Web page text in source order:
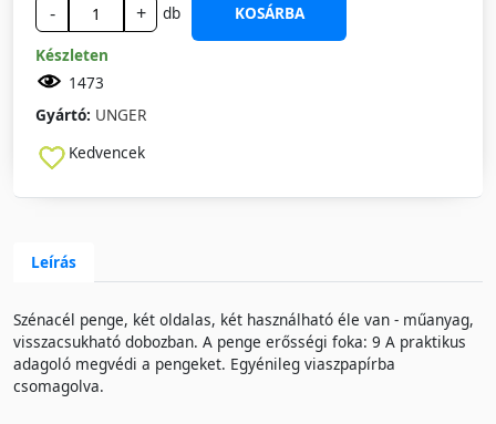
- + db
KOSÁRBA
Készleten
1473
Gyártó: UNGER
Kedvencek
Leírás
Szénacél penge, két oldalas, két használható éle van - műanyag,
visszacsukható dobozban. A penge erősségi foka: 9 A praktikus
adagoló megvédi a pengeket. Egyénileg viaszpapírba
csomagolva.